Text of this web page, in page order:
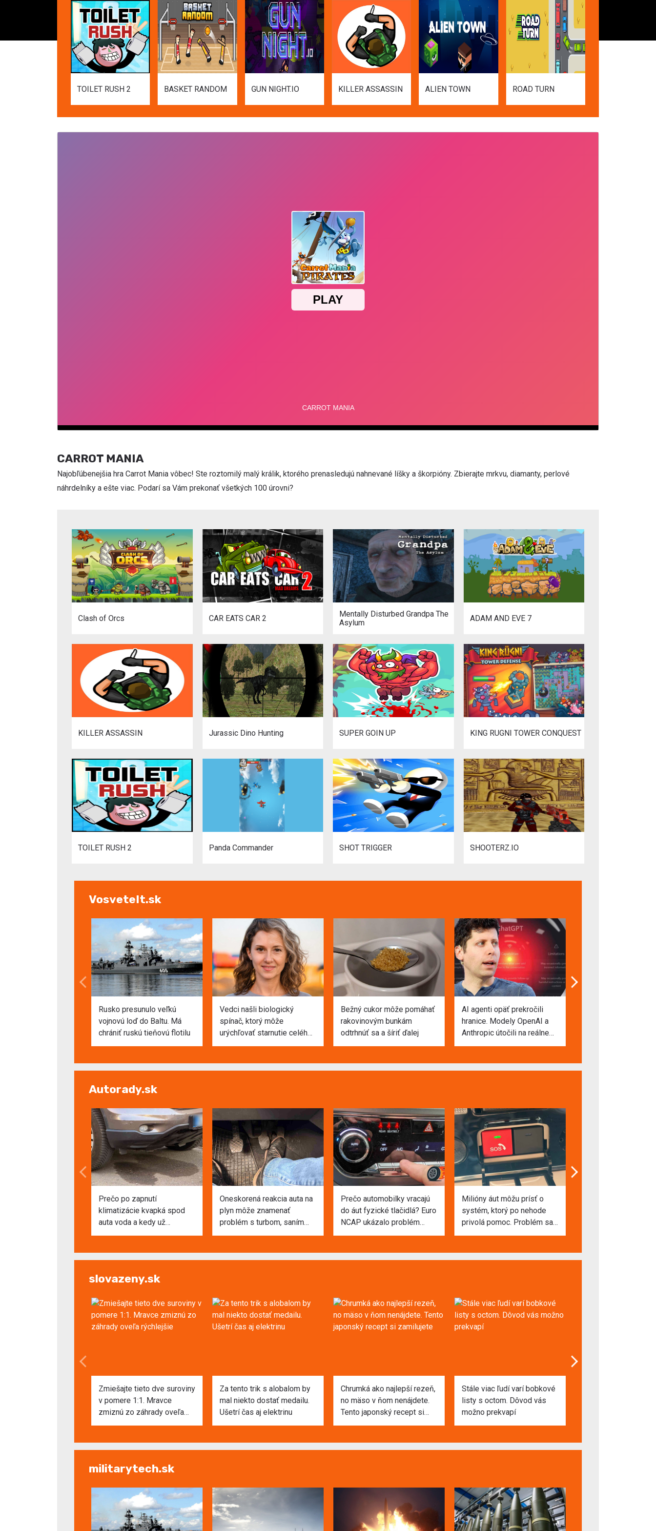
TOILET RUSH 2 BASKET RANDOM GUN NIGHT.IO KILLER ASSASSIN ALIEN TOWN ROAD TURN
CARROT MANIA
Najobľúbenejšia hra Carrot Mania vôbec! Ste roztomilý malý králik, ktorého prenasledujú nahnevané líšky a škorpióny. Zbierajte mrkvu, diamanty, perlové
náhrdelníky a ešte viac. Podarí sa Vám prekonať všetkých 100 úrovni?
Clash of Orcs CAR EATS CAR 2
Mentally Disturbed Grandpa The
Asylum
ADAM AND EVE 7
KILLER ASSASSIN Jurassic Dino Hunting SUPER GOIN UP KING RUGNI TOWER CONQUEST
TOILET RUSH 2 Panda Commander SHOT TRIGGER SHOOTERZ.IO
VosveteIt.sk
Rusko presunulo veľkú
vojnovú loď do Baltu. Má
chrániť ruskú tieňovú flotilu
Vedci našli biologický
spínač, ktorý môže
urýchľovať starnutie celého
tela. Keď ho vypli, zlepšila
Bežný cukor môže pomáhať
rakovinovým bunkám
odtrhnúť sa a šíriť ďalej
AI agenti opäť prekročili
hranice. Modely OpenAI a
Anthropic útočili na reálne
systémy aj webstránky
Autorady.sk
Prečo po zapnutí
klimatizácie kvapká spod
auta voda a kedy už
spozornieť?
Oneskorená reakcia auta na
plyn môže znamenať
problém s turbom, saním
alebo palivom
Prečo automobilky vracajú
do áut fyzické tlačidlá? Euro
NCAP ukázalo problém
dotykového ovládania
Milióny áut môžu prísť o
systém, ktorý po nehode
privolá pomoc. Problém sa
týka aj Slovenska
slovazeny.sk
Zmiešajte tieto dve suroviny
v pomere 1:1. Mravce
zmiznú zo záhrady oveľa
rýchlejšie
Za tento trik s alobalom by
mal niekto dostať medailu.
Ušetrí čas aj elektrinu
Chrumká ako najlepší rezeň,
no mäso v ňom nenájdete.
Tento japonský recept si
zamilujete
Stále viac ľudí varí bobkové
listy s octom. Dôvod vás
možno prekvapí
militarytech.sk